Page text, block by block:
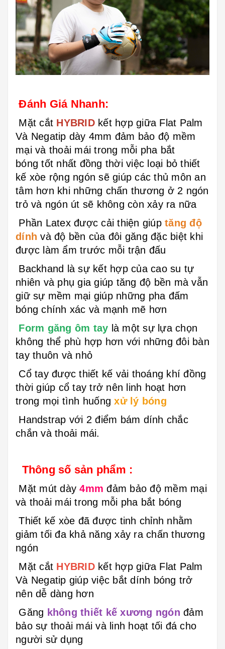
Đánh Giá Nhanh:
Mặt cắt HYBRIDkết hợp giữa Flat Palm
Và Negatip dày 4mm đảm bảo độ mềm
mại và thoải mái trong mỗi pha bắt
bóng tốt nhất đồng thời việc loại bỏ thiết
kế xòe rộng ngón sẽ giúp các thủ môn an
tâm hơn khi những chấn thương ở 2 ngón
trỏ và ngón út sẽ không còn xảy ra nữa
Phần Latex được cải thiện giúp tăng độ
dính và độ bền của đôi găng đặc biệt khi
được làm ẩm trước mỗi trận đấu
Backhand là sự kết hợp của cao su tự
nhiên và phụ gia giúp tăng độ bền mà vẫn
giữ sự mềm mại giúp những pha đấm
bóng chính xác và mạnh mẽ hơn
Form găng ôm tay là một sự lựa chọn
không thể phù hợp hơn với những đôi bàn
tay thuôn và nhỏ
Cổ tay được thiết kế vải thoáng khí đồng
thời giúp cổ tay trở nên linh hoạt hơn
trong mọi tình huống xử lý bóng
Handstrap với 2 điểm bám dính chắc
chắn và thoải mái.
Thông số sản phẩm :
Mặt mút dày 4mm đảm bảo độ mềm mại
và thoải mái trong mỗi pha bắt bóng
Thiết kế xòe đã được tinh chỉnh nhằm
giảm tối đa khả năng xảy ra chấn thương
ngón
Mặt cắt HYBRID kết hợp giữa Flat Palm
Và Negatip giúp việc bắt dính bóng trở
nên dễ dàng hơn
Găng không thiết kế xương ngón đảm
bảo sự thoải mái và linh hoạt tối đá cho
người sử dụng